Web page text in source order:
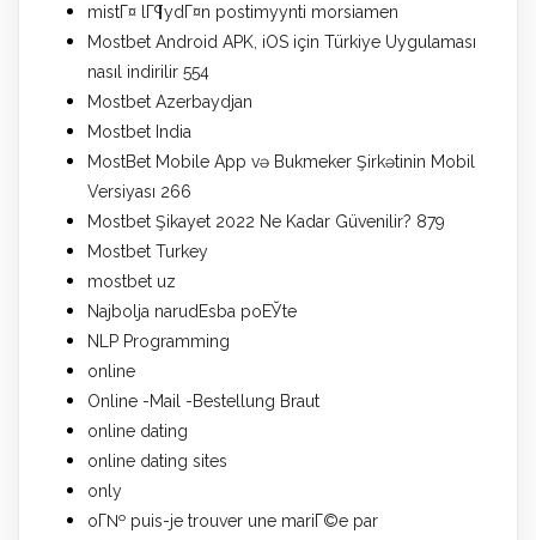
mistГ¤ lГ¶ydГ¤n postimyynti morsiamen
Mostbet Android APK, iOS için Türkiye Uygulaması
nasıl indirilir 554
Mostbet Azerbaydjan
Mostbet India
MostBet Mobile App və Bukmeker Şirkətinin Mobil
Versiyası 266
Mostbet Şikayet 2022 Ne Kadar Güvenilir? 879
Mostbet Turkey
mostbet uz
Najbolja narudЕѕba poЕЎte
NLP Programming
online
Online -Mail -Bestellung Braut
online dating
online dating sites
only
oГ№ puis-je trouver une mariГ©e par